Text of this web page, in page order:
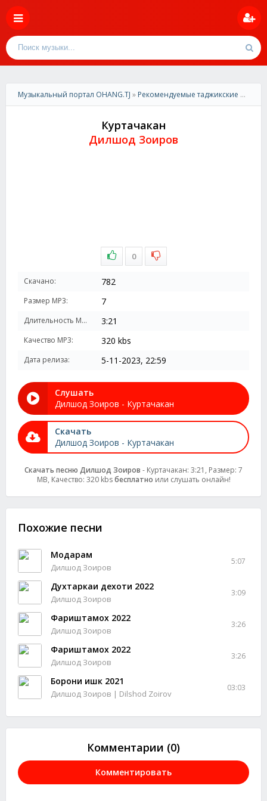
Музыкальный портал OHANG.TJ » Рекомендуемые таджикские песни
Куртачакан
Дилшод Зоиров
0
Скачано: 782
Размер MP3: 7
Длительность MP3: 3:21
Качество MP3: 320 kbs
Дата релиза: 5-11-2023, 22:59
Слушать
Дилшод Зоиров - Куртачакан
Скачать
Дилшод Зоиров - Куртачакан
Скачать песню Дилшод Зоиров - Куртачакан: 3:21, Размер: 7
MB, Качество: 320 kbsбесплатно или слушать онлайн!
Похожие песни
Модарам
Дилшод Зоиров
5:07
Духтаркаи дехоти 2022
Дилшод Зоиров
3:09
Фариштамох 2022
Дилшод Зоиров
3:26
Фариштамох 2022
Дилшод Зоиров
3:26
Борони ишк 2021
Дилшод Зоиров | Dilshod Zoirov
03:03
Комментарии (0)
Комментировать